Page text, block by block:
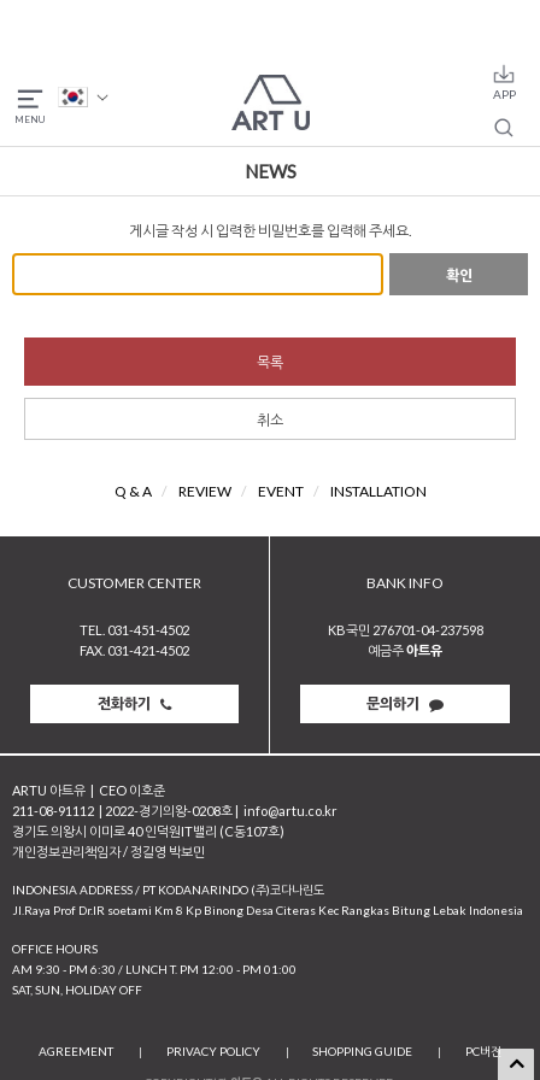
NEWS
게시글 작성 시 입력한 비밀번호를 입력해 주세요.
확인
목록
취소
Q & A / REVIEW / EVENT / INSTALLATION
CUSTOMER CENTER
TEL. 031-451-4502
FAX. 031-421-4502
전화하기
BANK INFO
KB국민 276701-04-237598
예금주아트유
문의하기
ARTU 아트유 | CEO 이호준
211-08-91112 | 2022-경기의왕-0208호 | info@artu.co.kr
경기도 의왕시 이미로 40 인덕원IT밸리 (C동107호)
개인정보관리책임자 / 정길영 박보민
INDONESIA ADDRESS / PT KODANARINDO (주)코다나린도
JI.Raya Prof Dr.IR soetami Km 8 Kp Binong Desa Citeras Kec Rangkas Bitung Lebak Indonesia
OFFICE HOURS
AM 9:30 - PM 6:30 / LUNCH T. PM 12:00 - PM 01:00
SAT, SUN, HOLIDAY OFF
AGREEMENT | PRIVACY POLICY | SHOPPING GUIDE | PC버전